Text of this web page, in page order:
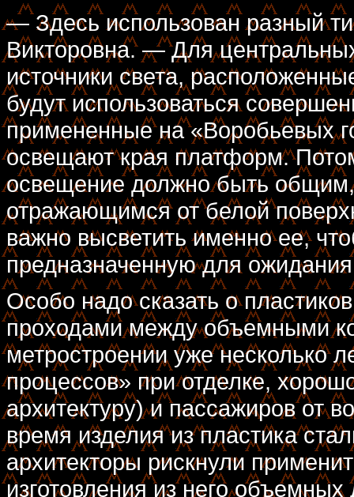
— Здесь использован разный
Викторовна. — Для
источники света,
будут использоваться
примененные на «Воробьевых
освещают края платформ.
освещение должно быть
отражающимся от белой
важно высветить именно ее,
предназначенную для
Особо надо сказать о
проходами между объемными
метростроении уже несколько
процессов» при отделке,
архитектуру) и пассажиров от
время изделия из пластика
архитекторы рискнули
изготовления из него